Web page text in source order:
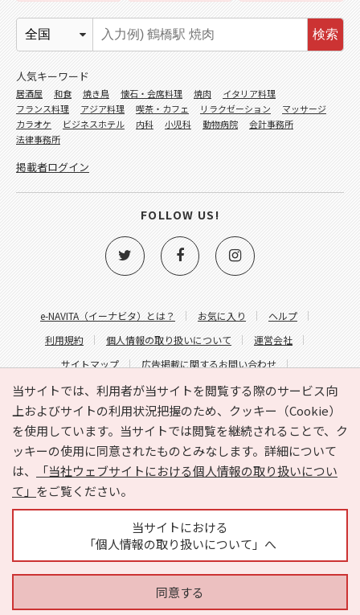
当サイトでは、利用者が当サイトを閲覧する際のサービス向
上およびサイトの利用状況把握のため、クッキー（Cookie）
を使用しています。当サイトでは閲覧を継続されることで、ク
ッキーの使用に同意されたものとみなします。詳細について
は、
「当社ウェブサイトにおける個人情報の取り扱いについ
て」 をご覧ください。
当サイトにおける
「個人情報の取り扱いについて」へ
同意する
e-NAVITA（イーナビタ）とは？ お気に入り
ヘルプ
利用規約
個人情報の取り扱いについて
運営会社
サイトマップ
広告掲載に関するお問い合わせ
サイトの内容に関するお問い合わせ
検索
人気キーワード
居酒屋 和食 焼き鳥 懐石・会席料理 焼肉
イタリア料理
フランス料理
アジア料理 喫茶・カフェ リラクゼーション
マッサージ
カラオケ
ビジネスホテル 内科 小児科 動物病院
会計事務所
法律事務所
掲載者ログイン
FOLLOW US!
Copyright © HYOJITO.Co.,Ltd. All Rights Reserved.